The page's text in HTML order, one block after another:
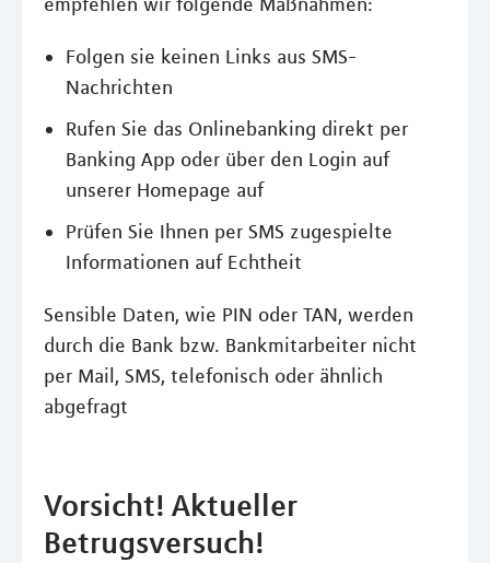
Folgen sie keinen Links aus SMS-
Nachrichten
Rufen Sie das Onlinebanking direkt per
Banking App oder über den Login auf
unserer Homepage auf
Prüfen Sie Ihnen per SMS zugespielte
Informationen auf Echtheit
Sensible Daten, wie PIN oder TAN, werden
durch die Bank bzw. Bankmitarbeiter nicht
per Mail, SMS, telefonisch oder ähnlich
abgefragt
Vorsicht! Aktueller
Betrugsversuch!